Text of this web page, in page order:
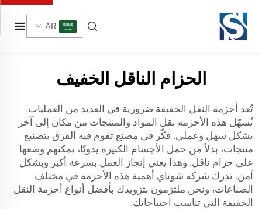
AR
الحزام الناقل الخفيف
تُعد أحزمة النقل الخفيفة ضرورية في العديد من العمليات.
تُسهّل هذه الأحزمة نقل المواد والمنتجات من مكان إلى آخر
بشكل سهل وعملي. فكّر في مصنع تقوم فيه الفرق بتصنيع
منتجات، بدلاً من حمل الأجسام الكبيرة يدويًا، يمكنهم وضعها
على حزام ناقل. وهذا يعني إنجاز العمل بسرعة أكبر وبشكل
آمن. تدرك شركة شوناي أهمية هذه الأحزمة في مختلف
الصناعات، ونحن ملتزمون بتزويدك بأفضل أنواع أحزمة النقل
الخفيفة التي تناسب احتياجاتك.